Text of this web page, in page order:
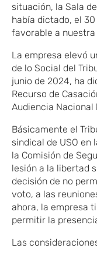
situación, la Sala
había dictado, el
favorable a nuestra
La empresa elevó
de lo Social del
junio de 2024, ha
Recurso de
Audiencia
Básicamente el
sindical de USO en
la Comisión de
lesión a la libertad
decisión de no
voto, a las
ahora, la empresa
permitir la
Las